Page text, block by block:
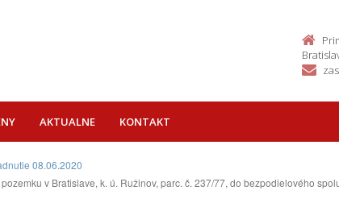
AKTUALNE KONTAKT
08.06.2020
v Bratislave, k. ú. Ružinov, parc. č. 237/77, do bezpodielového